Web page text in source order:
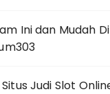
Ini dan Mudah
Judi Slot